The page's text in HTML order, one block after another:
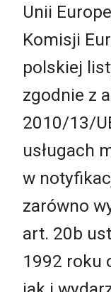
Unii
Komisji
polskiej
zgodnie z
2010/13/
usługach
w
zarówno
art. 20b
1992 roku